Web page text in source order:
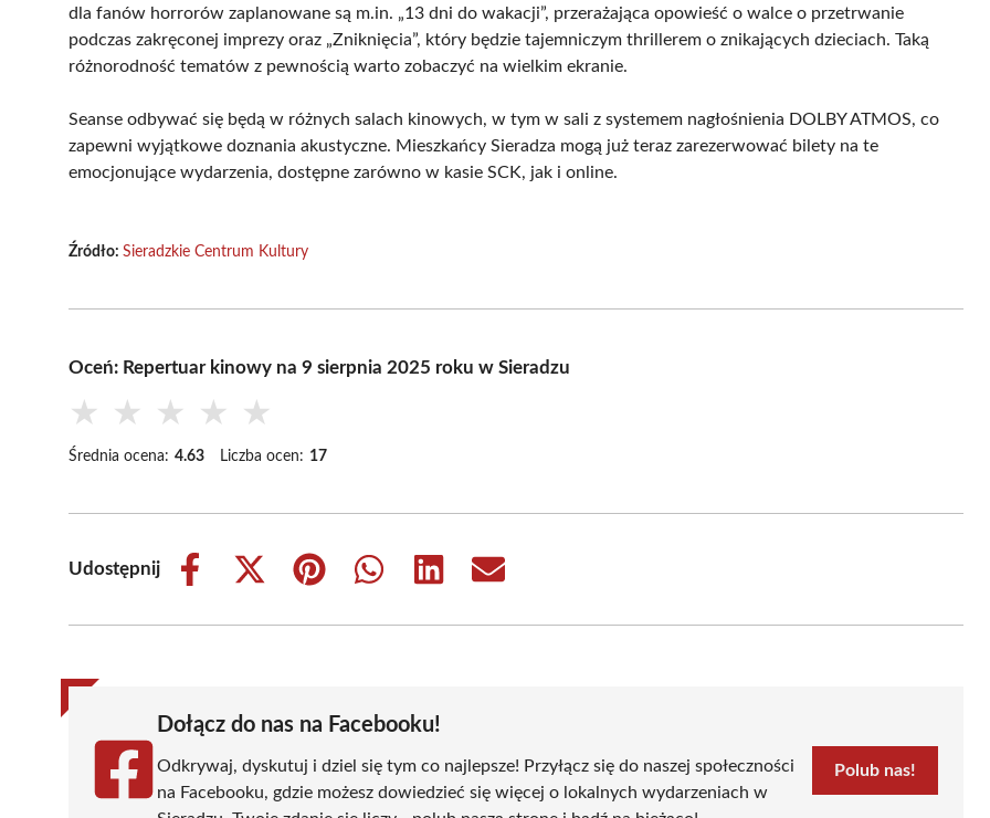
dla fanów horrorów zaplanowane są m.in. „13 dni do wakacji”, przerażająca opowieść o walce o przetrwanie
podczas zakręconej imprezy oraz „Zniknięcia”, który będzie tajemniczym thrillerem o znikających dzieciach. Taką
różnorodność tematów z pewnością warto zobaczyć na wielkim ekranie.
Seanse odbywać się będą w różnych salach kinowych, w tym w sali z systemem nagłośnienia DOLBY ATMOS, co
zapewni wyjątkowe doznania akustyczne. Mieszkańcy Sieradza mogą już teraz zarezerwować bilety na te
emocjonujące wydarzenia, dostępne zarówno w kasie SCK, jak i online.
Źródło: Sieradzkie Centrum Kultury
Oceń: Repertuar kinowy na 9 sierpnia 2025 roku w Sieradzu
★ ★ ★ ★ ★
Średnia ocena: 4.63 Liczba ocen: 17
Udostępnij
Share
Share
(Twitter)
Share
Share
Share
Share
Dołącz do nas na Facebooku!
Odkrywaj, dyskutuj i dziel się tym co najlepsze! Przyłącz się do naszej społeczności
na Facebooku, gdzie możesz dowiedzieć się więcej o lokalnych wydarzeniach w
Polub nas!